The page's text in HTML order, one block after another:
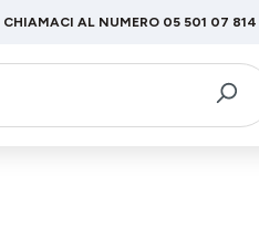
CHIAMACI AL NUMERO 05 501 07 814